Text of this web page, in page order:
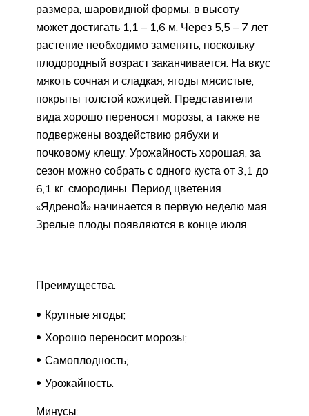
размера, шаровидной формы, в высоту
может достигать 1,1 – 1,6 м. Через 5,5 – 7 лет
растение необходимо заменять, поскольку
плодородный возраст заканчивается. На вкус
мякоть сочная и сладкая, ягоды мясистые,
покрыты толстой кожицей. Представители
вида хорошо переносят морозы, а также не
подвержены воздействию рябухи и
почковому клещу. Урожайность хорошая, за
сезон можно собрать с одного куста от 3,1 до
6,1 кг. смородины. Период цветения
«Ядреной» начинается в первую неделю мая.
Зрелые плоды появляются в конце июля.
Преимущества:
Крупные ягоды;
Хорошо переносит морозы;
Самоплодность;
Урожайность.
Минусы: